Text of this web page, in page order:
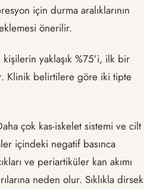
için durma aralıklarının
önerilir.
kişilerin yaklaşık %75’i, ilk bir
Klinik belirtilere göre iki tipte
çok kas-iskelet sistemi ve cilt
içindeki negatif basınca
ve periartiküler kan akımı
neden olur. Sıklıkla dirsek